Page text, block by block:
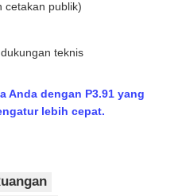
cetakan publik)
teknis
Anda dengan P3.91 yang
lebih cepat.